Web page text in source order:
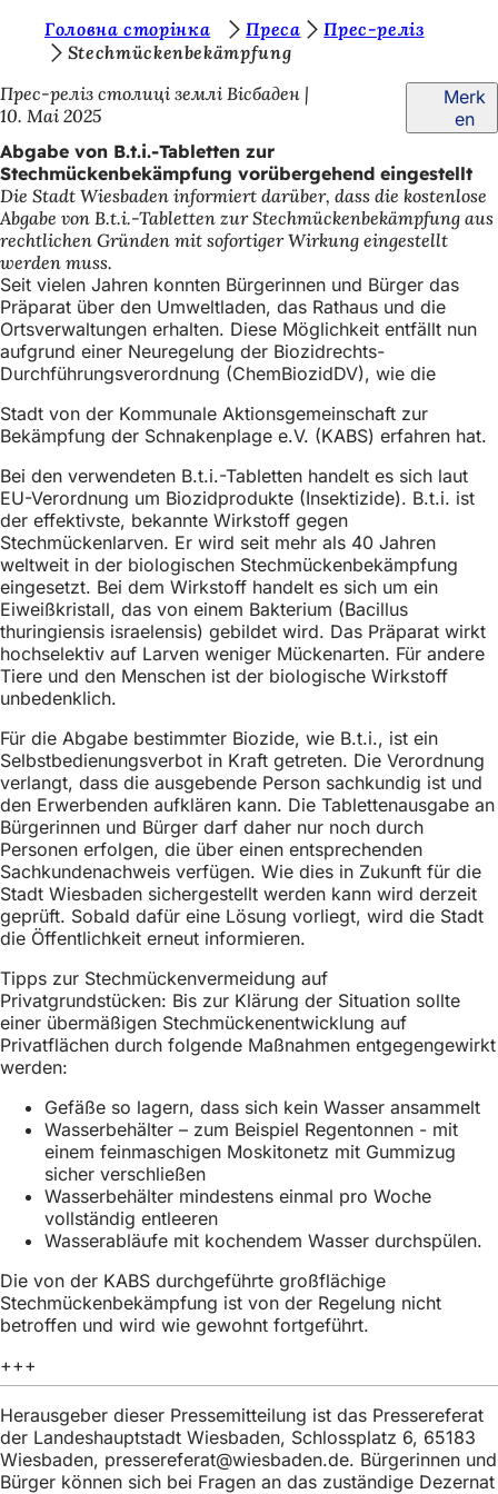
Inhalt anspringen
e
b
e
f
i
n
d
e
n
s
i
c
h
h
i
e
r
:
Головна сторінка Преса
Прес-реліз
Stechmückenbekämpfung
Прес-реліз столиці землі Вісбаден
10. Mai 2025
Merk
en
Abgabe von B.t.i.-Tabletten zur
Stechmückenbekämpfung vorübergehend eingestellt
Die Stadt Wiesbaden informiert darüber, dass die kostenlose
Abgabe von B.t.i.-Tabletten zur Stechmückenbekämpfung aus
rechtlichen Gründen mit sofortiger Wirkung eingestellt
werden muss.
Seit vielen Jahren konnten Bürgerinnen und Bürger das
Präparat über den Umweltladen, das Rathaus und die
Ortsverwaltungen erhalten. Diese Möglichkeit entfällt nun
aufgrund einer Neuregelung der Biozidrechts-
Durchführungsverordnung (ChemBiozidDV), wie die
Stadt von der Kommunale Aktionsgemeinschaft zur
Bekämpfung der Schnakenplage e.V. (KABS) erfahren hat.
Bei den verwendeten B.t.i.-Tabletten handelt es sich laut
EU-Verordnung um Biozidprodukte (Insektizide). B.t.i. ist
der effektivste, bekannte Wirkstoff gegen
Stechmückenlarven. Er wird seit mehr als 40 Jahren
weltweit in der biologischen Stechmückenbekämpfung
eingesetzt. Bei dem Wirkstoff handelt es sich um ein
Eiweißkristall, das von einem Bakterium (Bacillus
thuringiensis israelensis) gebildet wird. Das Präparat wirkt
hochselektiv auf Larven weniger Mückenarten. Für andere
Tiere und den Menschen ist der biologische Wirkstoff
unbedenklich.
Für die Abgabe bestimmter Biozide, wie B.t.i., ist ein
Selbstbedienungsverbot in Kraft getreten. Die Verordnung
verlangt, dass die ausgebende Person sachkundig ist und
den Erwerbenden aufklären kann. Die Tablettenausgabe an
Bürgerinnen und Bürger darf daher nur noch durch
Personen erfolgen, die über einen entsprechenden
Sachkundenachweis verfügen. Wie dies in Zukunft für die
Stadt Wiesbaden sichergestellt werden kann wird derzeit
geprüft. Sobald dafür eine Lösung vorliegt, wird die Stadt
die Öffentlichkeit erneut informieren.
Tipps zur Stechmückenvermeidung auf
Privatgrundstücken: Bis zur Klärung der Situation sollte
einer übermäßigen Stechmückenentwicklung auf
Privatflächen durch folgende Maßnahmen entgegengewirkt
werden:
Gefäße so lagern, dass sich kein Wasser ansammelt
Wasserbehälter – zum Beispiel Regentonnen - mit
einem feinmaschigen Moskitonetz mit Gummizug
sicher verschließen
Wasserbehälter mindestens einmal pro Woche
vollständig entleeren
Wasserabläufe mit kochendem Wasser durchspülen.
Die von der KABS durchgeführte großflächige
Stechmückenbekämpfung ist von der Regelung nicht
betroffen und wird wie gewohnt fortgeführt.
+++
Herausgeber dieser Pressemitteilung ist das Pressereferat
der Landeshauptstadt Wiesbaden, Schlossplatz 6, 65183
Wiesbaden, pressereferat wiesbaden de. Bürgerinnen und
Bürger können sich bei Fragen an das zuständige Dezernat